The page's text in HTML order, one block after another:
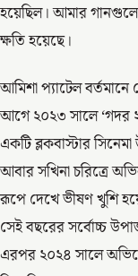
হয়েছিল। আমার
ক্ষতি হয়েছে।
আমিশা প্যাটেল
আগে ২০২৩ সালে ‘গদর
একটি ব্লকবাস্টার
আবার সখিনা চরিত্রে
রূপে দেখে ভীষণ খুশি
সেই বছরের সর্বোচ্চ
এরপর ২০২৪ সালে